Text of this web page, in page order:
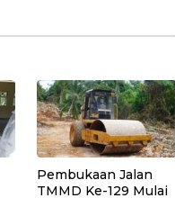
Pembukaan Jalan
TMMD Ke-129 Mulai